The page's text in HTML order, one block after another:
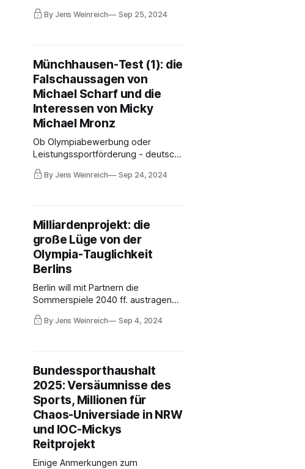
paritätischen Mitfinanzierung der
Universiade 2025 sei "eine
BMI-Staatsekretär Mahmut Özdemir
im Sportausschuss des
Bundestages.
By Jens Weinreich Sep 25, 2024
Münchhausen-Test (1): die
Falschaussagen von
Michael Scharf und die
Interessen von Micky
Michael Mronz
Ob Olympiabewerbung oder
Leistungssportförderung - deutsche
Sportfunktionäre und Politiker
überbieten sich nahezu
Propaganda einzuordnen und richtig
zu stellen, gibt es ab sofort
Faktenchecks: kurz und schmerzlos.
By Jens Weinreich Sep 24, 2024
Milliardenprojekt: die
große Lüge von der
Olympia-Tauglichkeit
Berlins
Berlin will mit Partnern die
Sommerspiele 2040 ff. austragen
und wähnt sich als Olympiazentrum.
Berlin habe fast alle Sportstätten,
übertrieben. Olympiatauglich ist
nicht mal die Hälfte.
By Jens Weinreich Sep 4, 2024
Bundessporthaushalt
2025: Versäumnisse des
Sports, Millionen für
Chaos-Universiade in NRW
und IOC-Mickys
Reitprojekt
Einige Anmerkungen zum